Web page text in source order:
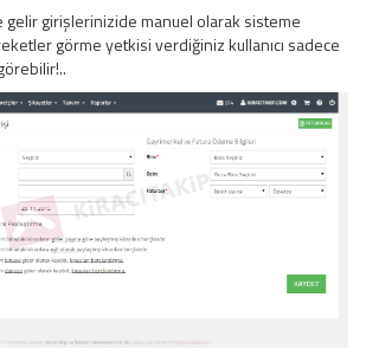
gelir girişlerinizide manuel olarak sisteme
görme yetkisi verdiğiniz kullanıcı sadece